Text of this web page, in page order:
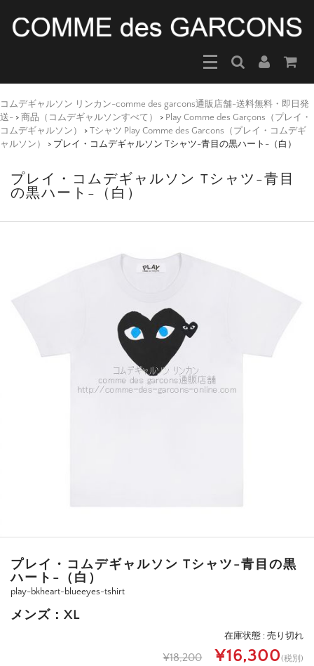
コムデギャルソン リンカン-comme des garcons通販店舗-送料無料・即日発
送- > 商品（コムデギャルソンすべて） > Play Comme des Garçons（プレイ・
コムデギャルソン）
> Tシャツ Play Comme des Garcons（プレイ・コムデギ
ャルソン）
> プレイ・コムデギャルソン Tシャツ-青目の黒ハート-（白）
プレイ・コムデギャルソン Tシャツ-青目
の黒ハート-（白）
プレイ・コムデギャルソン Tシャツ-青目の黒
ハート-（白）
play-bkheart-blueeyes-tshirt
メンズ：XL
在庫状態 : 売り切れ
¥18,200 ¥16,300(税別)